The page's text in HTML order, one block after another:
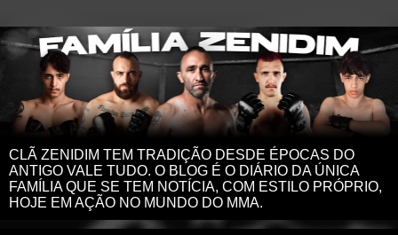
CLÃ ZENIDIM TEM TRADIÇÃO DESDE ÉPOCAS DO
ANTIGO VALE TUDO. O BLOG É O DIÁRIO DA ÚNICA
FAMÍLIA QUE SE TEM NOTÍCIA, COM ESTILO PRÓPRIO,
HOJE EM AÇÃO NO MUNDO DO MMA.